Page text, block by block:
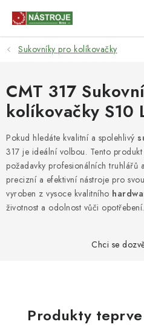
NÁSTROJE
AKCE
BRUSIVO
ELEKTRONÁŘADÍ
LEPENÍ A SPOJOVÁNÍ
RUČNÍ NÁŘADÍ, PŘÍPRAVKY
Sukovníky pro kolíkovačky
CMT 317
kolíkovačky S10
Pokud hledáte kvalitní a spolehlivý
317 je ideální volbou. Tento
požadavky profesionálních truhlářů
precizní a efektivní nástroje pro
vyroben z vysoce kvalitního
životnost a odolnost vůči opotřebení.
Chci se
Produkty